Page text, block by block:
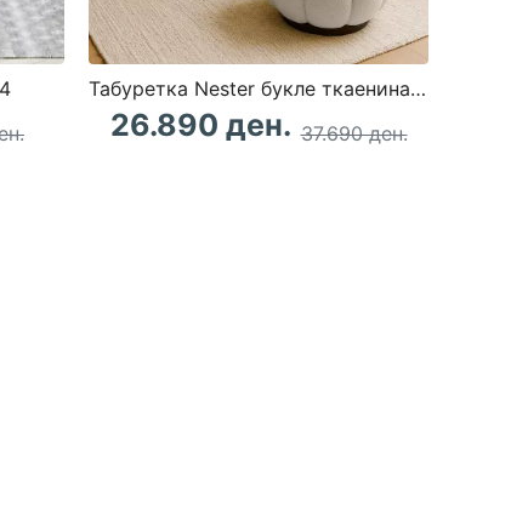
Табуретка Nester букле ткаенина во беж боја 98x97x69cm
26.890 ден. 37.690 ден.